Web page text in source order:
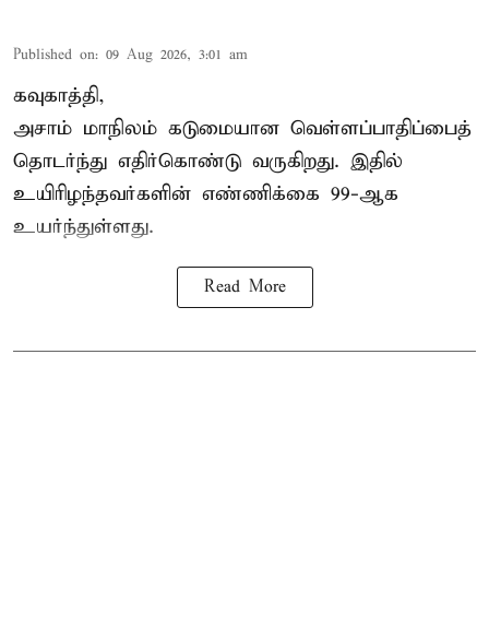
Published on: 09 Aug 2026, 3:01 am
கவுகாத்தி,
அசாம் மாநிலம் கடுமையான வெள்ளப்பாதிப்பைத்
தொடர்ந்து எதிர்கொண்டு வருகிறது. இதில்
உயிரிழந்தவர்களின் எண்ணிக்கை 99-ஆக
உயர்ந்துள்ளது.
Read More